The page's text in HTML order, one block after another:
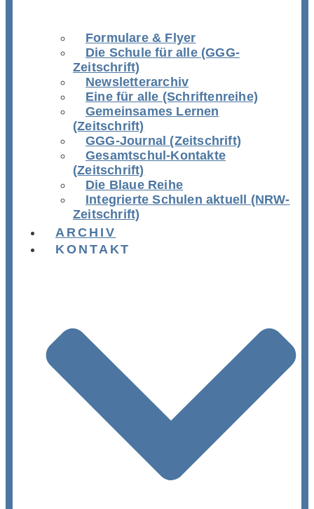
Formulare & Flyer
Die Schule für alle (GGG-
Zeitschrift)
Newsletterarchiv
Eine für alle (Schriftenreihe)
Gemeinsames Lernen
(Zeitschrift)
GGG-Journal (Zeitschrift)
Gesamtschul-Kontakte
(Zeitschrift)
Die Blaue Reihe
Integrierte Schulen aktuell (NRW-
Zeitschrift)
ARCHIV
KONTAKT